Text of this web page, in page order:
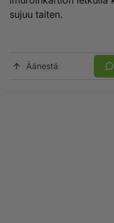
sujuu taiten.
Äänestä